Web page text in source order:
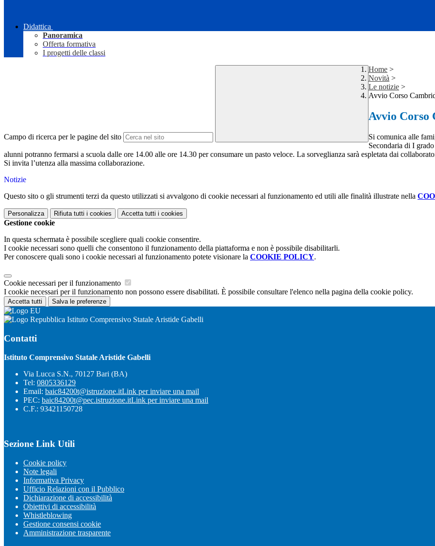
Didattica
Panoramica
Offerta formativa
I progetti delle classi
Campo di ricerca per le pagine del sito
Home >
Novità >
Le notizie >
Avvio Corso
Avvio Corso
Si comunica alle
Secondaria di I
alunni potranno fermarsi a scuola dalle ore 14.00 alle ore 14.30 per consumare un pasto veloce. La sorveglianza sarà espletata dai
Si invita l’utenza alla massima collaborazione.
Notizie
Questo sito o gli strumenti terzi da questo utilizzati si avvalgono di cookie necessari al funzionamento ed utili alle finalità illustrate nella
Personalizza Rifiuta tutti i cookies Accetta tutti i cookies
Gestione cookie
In questa schermata è possibile scegliere quali cookie consentire.
I cookie necessari sono quelli che consentono il funzionamento della piattaforma e non è possibile disabilitarli.
Per conoscere quali sono i cookie necessari al funzionamento potete visionare la COOKIE POLICY.
Cookie necessari per il funzionamento
I cookie necessari per il funzionamento non possono essere disabilitati. È possibile consultare l'elenco nella pagina della cookie policy.
Accetta tutti Salva le preferenze
Istituto Comprensivo Statale Aristide Gabelli
Contatti
Istituto Comprensivo Statale Aristide Gabelli
Via Lucca S.N., 70127 Bari (BA)
Tel: 0805336129
Email: baic84200t@istruzione.itLink per inviare una mail
PEC: baic84200t@pec.istruzione.itLink per inviare una mail
C.F.: 93421150728
Sezione Link Utili
Cookie policy
Note legali
Informativa Privacy
Ufficio Relazioni con il Pubblico
Dichiarazione di accessibilità
Obiettivi di accessibilità
Whistleblowing
Gestione consensi cookie
Amministrazione trasparente